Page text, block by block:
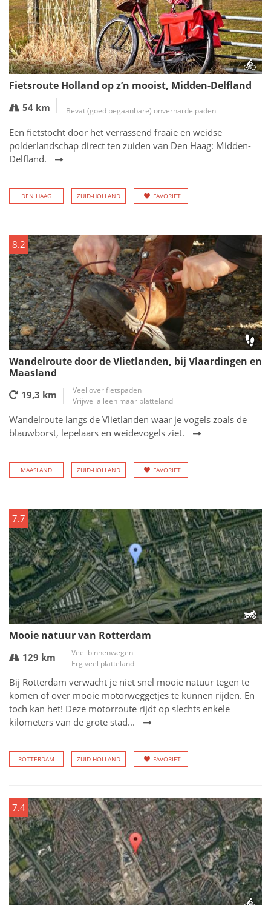
Fietsroute Holland op z’n mooist, Midden-Delfland
54 km Bevat (goed begaanbare) onverharde paden
Een fietstocht door het verrassend fraaie en weidse
polderlandschap direct ten zuiden van Den Haag: Midden-
Delfland.
DEN HAAG ZUID-HOLLAND FAVORIET
8.2
Wandelroute door de Vlietlanden, bij Vlaardingen en
Maasland
19,3 km
Veel over fietspaden
Vrijwel alleen maar platteland
Wandelroute langs de Vlietlanden waar je vogels zoals de
blauwborst, lepelaars en weidevogels ziet.
MAASLAND ZUID-HOLLAND FAVORIET
7.7
Mooie natuur van Rotterdam
129 km
Veel binnenwegen
Erg veel platteland
Bij Rotterdam verwacht je niet snel mooie natuur tegen te
komen of over mooie motorweggetjes te kunnen rijden. En
toch kan het! Deze motorroute rijdt op slechts enkele
kilometers van de grote stad...
ROTTERDAM ZUID-HOLLAND FAVORIET
7.4